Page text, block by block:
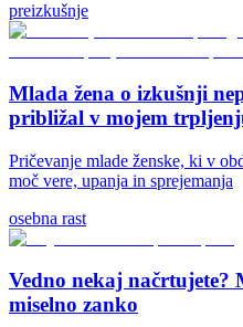
preizkušnje
Mlada žena o izkušnji
približal v mojem
Pričevanje mlade ženske, ki v
moč vere, upanja in sprejemanja
osebna rast
Vedno nekaj načrtujete?
miselno zanko